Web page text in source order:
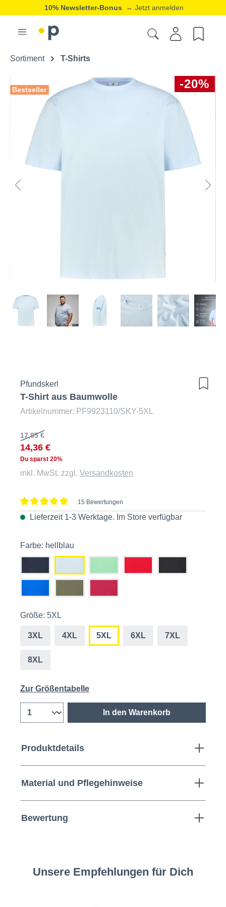
10% Newsletter-Bonus → Jetzt anmelden
Sortiment T-Shirts
-20%
Bestseller
Pfundskerl
T-Shirt aus Baumwolle
Artikelnummer: PF9923110/SKY-5XL
17,95 €
14,36 €
Du sparst 20%
inkl. MwSt. zzgl. Versandkosten
Durchschnittliche Bewertung von 5 von 5 Sternen
15 Bewertungen
Lieferzeit 1-3 Werktage. Im Store verfügbar
Farbe: hellblau
Größe: 5XL
3XL 4XL 5XL 6XL 7XL
8XL
Zur Größentabelle
In den Warenkorb
Produktdetails
Material und Pflegehinweise
Bewertung
Unsere Empfehlungen für Dich